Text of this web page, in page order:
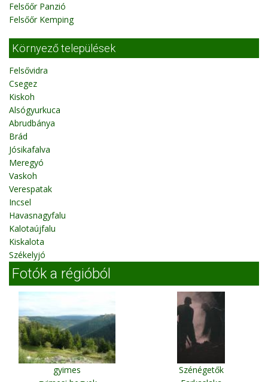
Felsőőr Panzió
Felsőőr Kemping
Környező települések
Felsővidra
Csegez
Kiskoh
Alsógyurkuca
Abrudbánya
Brád
Jósikafalva
Meregyó
Vaskoh
Verespatak
Incsel
Havasnagyfalu
Kalotaújfalu
Kiskalota
Székelyjó
Fotók a régióból
gyimes
Szénégetők